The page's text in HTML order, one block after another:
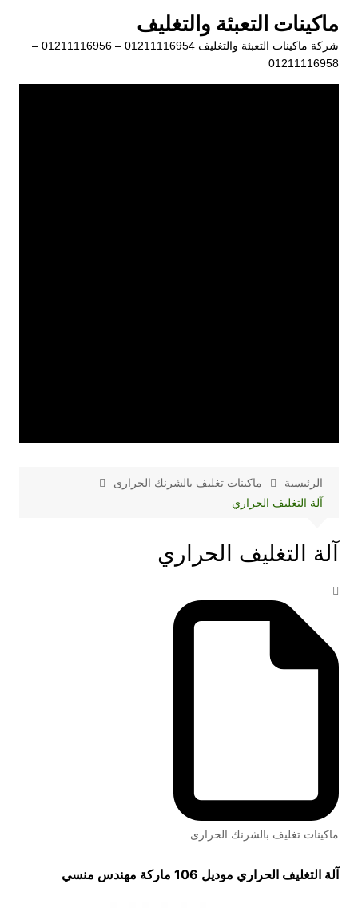
المحتوى
ماكينات التعبئة والتغليف
شركة ماكينات التعبئة والتغليف 01211116954 – 01211116956 –
01211116958
الرئيسية
ماكينات تغليف بالشرنك الحرارى
آلة التغليف الحراري
آلة التغليف الحراري
ماكينات تغليف بالشرنك الحرارى
آلة التغليف الحراري موديل 106 ماركة مهندس منسي